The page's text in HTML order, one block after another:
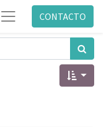
CONTACTO